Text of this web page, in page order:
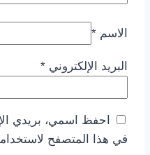
الاسم *
البريد الإلكتروني *
احفظ اسمي، بريدي
في هذا المتصفح